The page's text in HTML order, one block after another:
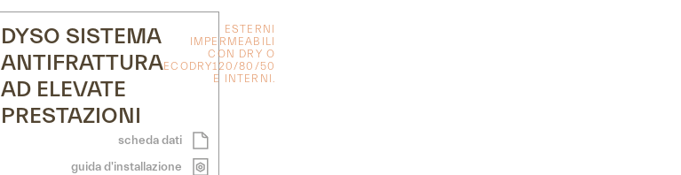
DYSO SISTEMA
ANTIFRATTURA
AD ELEVATE
PRESTAZIONI
ESTERNI
IMPERMEABILI
CON DRY O
ECODRY120/80/50
E INTERNI.
scheda dati
guida d'installazione